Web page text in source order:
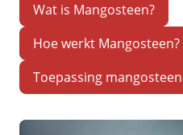
Wat is Mangosteen?
Hoe werkt Mangosteen?
Toepassing mangosteen